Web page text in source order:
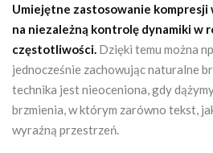
Umiejętne zastosowanie kompresji
na niezależną kontrolę dynamiki w
częstotliwości. Dzięki temu można
jednocześnie zachowując naturalne
technika jest nieoceniona, gdy
brzmienia, w którym zarówno tekst,
wyraźną przestrzeń.